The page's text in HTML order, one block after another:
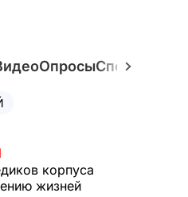
ОпросыСпецпроекты
корпуса
жизней